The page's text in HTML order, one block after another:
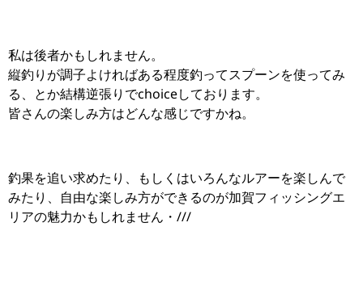
私は後者かもしれません。
縦釣りが調子よければある程度釣ってスプーンを使ってみ
る、とか結構逆張りでchoiceしております。
皆さんの楽しみ方はどんな感じですかね。
釣果を追い求めたり、もしくはいろんなルアーを楽しんで
みたり、自由な楽しみ方ができるのが加賀フィッシングエ
リアの魅力かもしれません・///